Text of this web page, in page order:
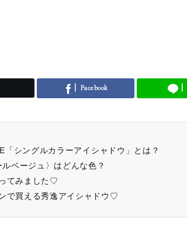
Facebook
「シングルカラーアイシャドウ」とは？
ルベージュ〉はどんな色？
てみました♡
で買える秀逸アイシャドウ♡